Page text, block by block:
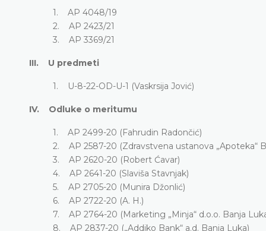
1. AP 4048/19
2. AP 2423/21
3. AP 3369/21
III. U predmeti
1. U-8-22-OD-U-1 (Vaskrsija Jović)
IV. Odluke o meritumu
1. AP 2499-20 (Fahrudin Radončić)
2. AP 2587-20 (Zdravstvena ustanova „Apoteka“
3. AP 2620-20 (Robert Ćavar)
4. AP 2641-20 (Slaviša Stavnjak)
5. AP 2705-20 (Munira Džonlić)
6. AP 2722-20 (A. H.)
7. AP 2764-20 (Marketing „Minja“ d.o.o. Banja
8. AP 2837-20 („Addiko Bank“ a.d. Banja Luka)